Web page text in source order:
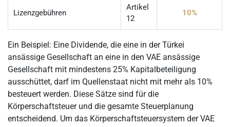
Lizenzgebühren
Artikel
12
10%
Ein Beispiel: Eine Dividende, die eine in der Türkei
ansässige Gesellschaft an eine in den VAE ansässige
Gesellschaft mit mindestens 25% Kapitalbeteiligung
ausschüttet, darf im Quellenstaat nicht mit mehr als 10%
besteuert werden. Diese Sätze sind für die
Körperschaftsteuer und die gesamte Steuerplanung
entscheidend. Um das Körperschaftsteuersystem der VAE